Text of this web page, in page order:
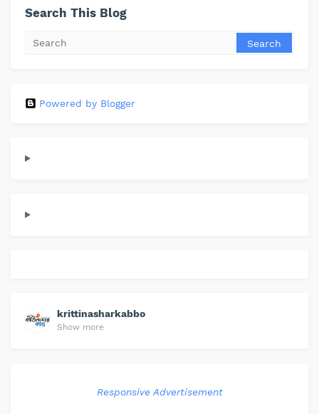
Search This Blog
Powered by Blogger
krittinasharkabbo
Show more
Responsive Advertisement